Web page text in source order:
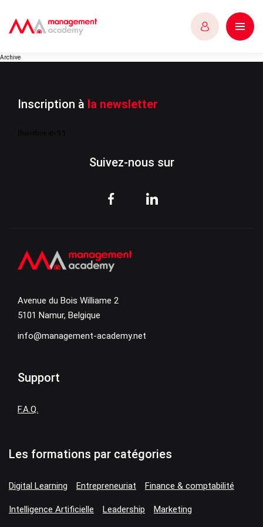
Archive
Inscription à la newsletter
Suivez-nous sur
Avenue du Bois Williame 2
5101 Namur, Belgique
info@management-academy.net
Support
F.A.Q.
Les formations par catégories
Digital Learning Entrepreneuriat Finance & comptabilité
Intelligence Artificielle Leadership Marketing